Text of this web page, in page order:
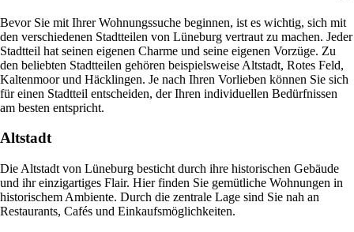
Bevor Sie mit Ihrer Wohnungssuche beginnen, ist es wichtig, sich mit
den verschiedenen Stadtteilen von Lüneburg vertraut zu machen. Jeder
Stadtteil hat seinen eigenen Charme und seine eigenen Vorzüge. Zu
den beliebten Stadtteilen gehören beispielsweise Altstadt, Rotes Feld,
Kaltenmoor und Häcklingen. Je nach Ihren Vorlieben können Sie sich
für einen Stadtteil entscheiden, der Ihren individuellen Bedürfnissen
am besten entspricht.
Altstadt
Die Altstadt von Lüneburg besticht durch ihre historischen Gebäude
und ihr einzigartiges Flair. Hier finden Sie gemütliche Wohnungen in
historischem Ambiente. Durch die zentrale Lage sind Sie nah an
Restaurants, Cafés und Einkaufsmöglichkeiten.